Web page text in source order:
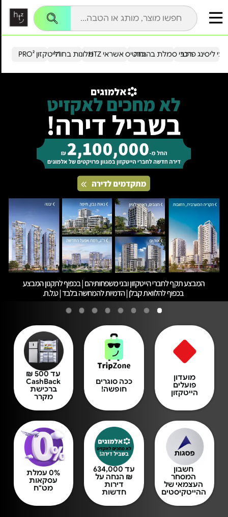
הייטקזון PRO²מלונות בחו"ל כרטיס אשראי HTZ ליסינג פרטירכבי סמלת בהנחה
מועדון
פועלים
הייטקזון
ככה סוגרים
חופשה!
עד 500 ₪
CashBack
ברכישת
מקרר
חשבון
המסחר
העצמאי של
ההייטקיסטים
עד 634,000
₪ הנחה על
דירות
חדשות
0% עמלת
עסקאות
מט"ח